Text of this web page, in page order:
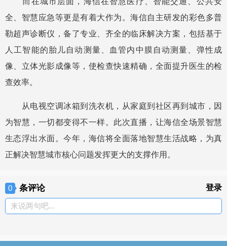
全、智慧应急等更是有着大作为。海信自主研发的彩色多普
勒超声诊断仪，备了专业、齐全的临床解决方案，包括基于
人工智能的胎儿自动测量、血管内中膜自动测量、弹性成
像、立体光影成像等，使检查快速精确，全面提升医生的检
查效率。
从电视空调冰箱到洗衣机，从家庭到社区再到城市，因
为智慧，一切都变得不一样。此次直播，让海信全场景智慧
生态浮出水面。今年，海信将全面落地智慧生活战略，为真
正解决智慧城市核心问题发挥更大的支撑作用。
0 条评论 登录
来说两句吧...